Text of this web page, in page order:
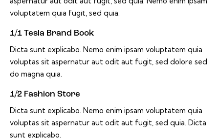
voluptatem quia fugit, sed quia.
1/1 Tesla Brand Book
Dicta sunt explicabo. Nemo enim ipsam voluptatem quia
voluptas sit aspernatur aut odit aut fugit, sed dolore sed
do magna quia.
1/2 Fashion Store
Dicta sunt explicabo. Nemo enim ipsam voluptatem quia
voluptas sit aspernatur aut odit aut fugit, sed quia. Dicta
sunt explicabo.